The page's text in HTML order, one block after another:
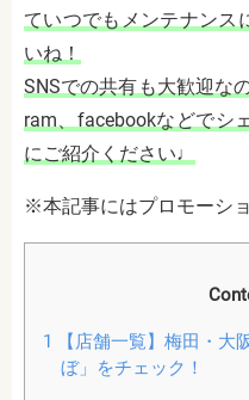
ていつでもメンテナンス
いね！
SNSでの共有も大歓迎な
ram、facebookなどでシ
にご紹介ください♩
※本記事にはプロモーシ
1
【店舗一覧】梅田・大
ぼ」をチェック！